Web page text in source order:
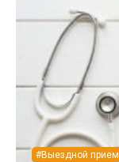
#Выездной прием